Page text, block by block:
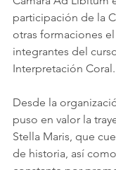
participación de la
otras formaciones
integrantes del
Interpretación Coral.
Desde la
puso en valor la
Stella Maris, que
de historia, así